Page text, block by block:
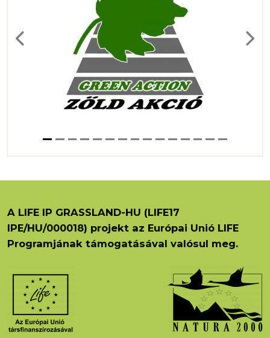
Previous Next
A LIFE IP GRASSLAND-HU (LIFE17
IPE/HU/000018) projekt az Európai Unió LIFE
Programjának támogatásával valósul meg.